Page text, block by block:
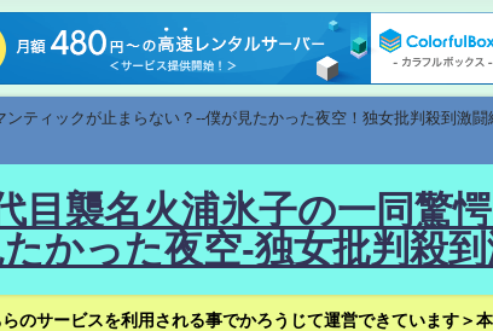
ティックが止まらない？--僕が見たかった夜空！独女批判殺到激
目襲名火浦氷子の一同驚
かった夜空-独女批判殺
のサービスを利用される事でかろうじて運営できています＞